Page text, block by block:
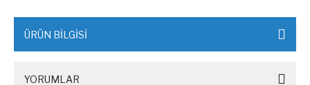
ÜRÜN BİLGİSİ
YORUMLAR